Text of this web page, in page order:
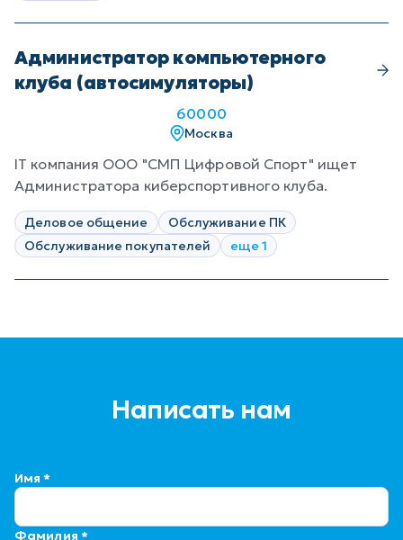
Администратор компьютерного
клуба (автосимуляторы)
60000
Москва
IT компания ООО "СМП Цифровой Спорт" ищет
Администратора киберспортивного клуба.
Деловое общение
Обслуживание ПК
Обслуживание покупателей
еще 1
Написать нам
Имя *
Фамилия *